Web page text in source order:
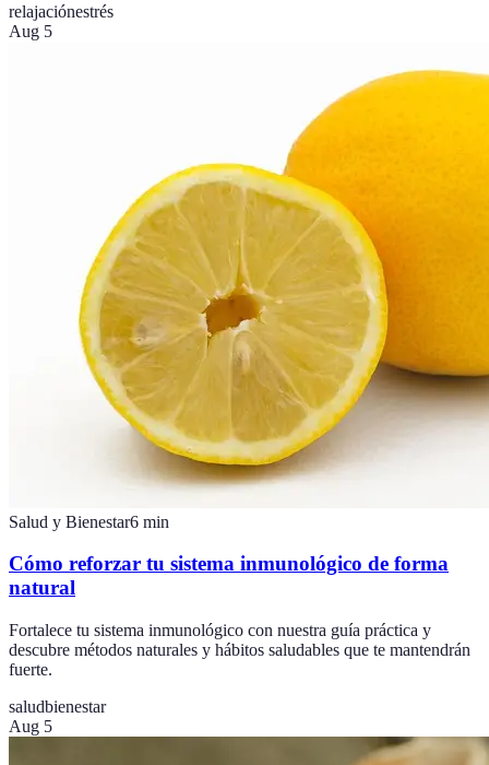
relajaciónestrés
Aug 5
Salud y Bienestar6 min
Cómo reforzar tu sistema inmunológico de forma
natural
Fortalece tu sistema inmunológico con nuestra guía práctica y
descubre métodos naturales y hábitos saludables que te mantendrán
fuerte.
saludbienestar
Aug 5